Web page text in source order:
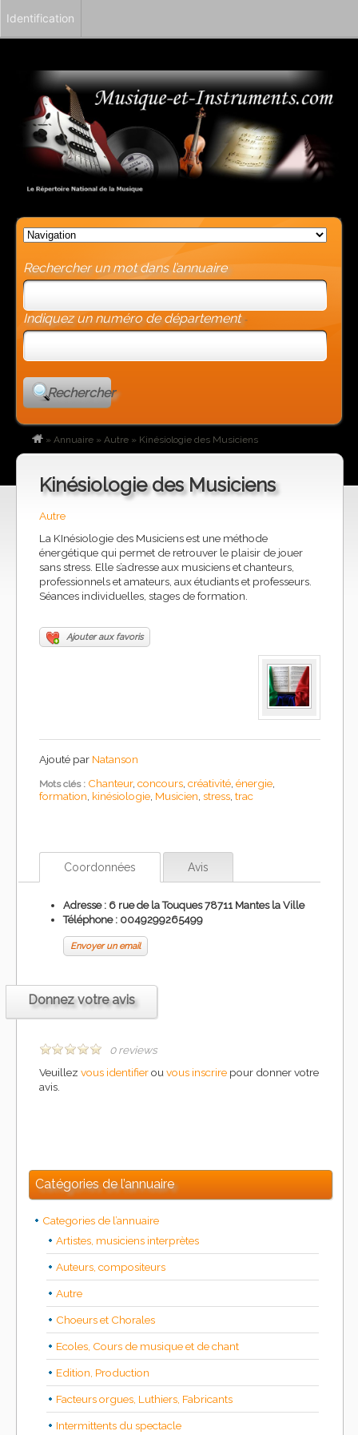
Rechercher un mot dans l’annuaire
Indiquez un numéro de département -
Rechercher
» Annuaire » Autre » Kinésiologie des Musiciens
Kinésiologie des Musiciens
Autre
La KInésiologie des Musiciens est une méthode
énergétique qui permet de retrouver le plaisir de jouer
sans stress. Elle s’adresse aux musiciens et chanteurs,
professionnels et amateurs, aux étudiants et professeurs.
Séances individuelles, stages de formation.
Ajouter aux favoris
Ajouté par Natanson
Mots clés : Chanteur, concours, créativité, énergie,
formation, kinésiologie, Musicien, stress, trac
Coordonnées Avis
Adresse : 6 rue de la Touques 78711 Mantes la Ville
Téléphone : 0049299265499
Envoyer un email
Donnez votre avis
0 reviews
Veuillez vous identifierouvous inscrire pour donner votre
avis.
Catégories de l’annuaire
Categories de l’annuaire
Artistes, musiciens interprètes
Auteurs, compositeurs
Autre
Choeurs et Chorales
Ecoles, Cours de musique et de chant
Edition, Production
Facteurs orgues, Luthiers, Fabricants
Intermittents du spectacle
Identification